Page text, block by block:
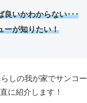
良いかわからない･･･
ーが知りたい！
しの我が家でサンコ
に紹介します！